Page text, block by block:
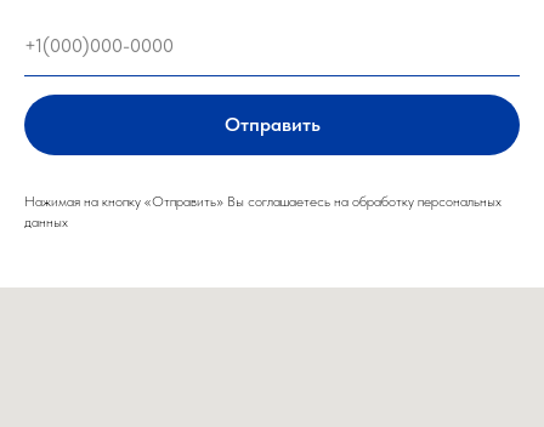
Отправить
Нажимая на кнопку «Отправить» Вы соглашаетесь на обработку персональных
данных